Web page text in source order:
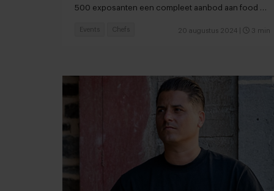
500 exposanten een compleet aanbod aan food en
20 augustus 2024 3 min
Events Chefs